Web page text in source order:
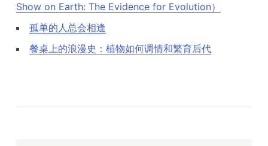
Show on Earth: The Evidence for Evolution）
孤单的人总会相逢
餐桌上的浪漫史：植物如何调情和繁育后代